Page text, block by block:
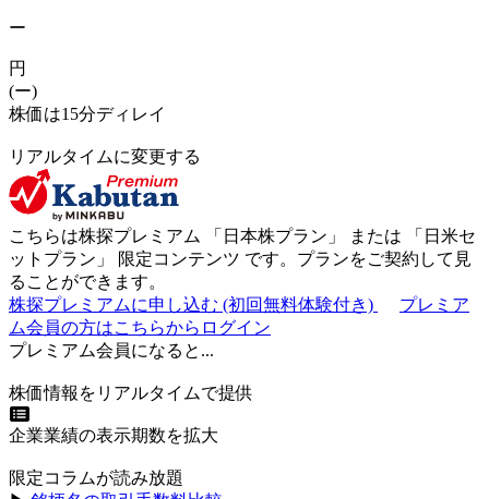
ー
円
(ー)
株価は15分ディレイ
リアルタイムに変更する
こちらは株探プレミアム 「 日本株プラン 」 または 「 日米セ
ットプラン 」 限定コンテンツ です。プランをご契約して見
ることができます。
株探プレミアムに申し込む (初回無料体験付き)
プレミア
ム会員の方はこちらからログイン
プレミアム会員になると...
株価情報をリアルタイムで提供
企業業績の表示期数を拡大
限定コラムが読み放題